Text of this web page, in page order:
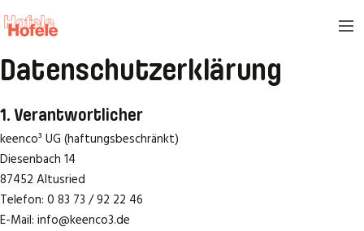
Datenschutzerklärung
1. Verantwortlicher
keenco³ UG (haftungsbeschränkt)
Diesenbach 14
87452 Altusried
Telefon: 0 83 73 / 92 22 46
E-Mail: info@keenco3.de